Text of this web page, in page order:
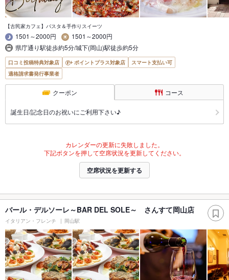
【古民家カフェ】パスタ＆手作りスイーツ
1501～2000円
1501～2000円
県庁通り駅徒歩約5分/城下(岡山)駅徒歩約5分
口コミ投稿特典対象店 ポイントプラス対象店
スマート支払い可
適格請求書発行事業者
クーポン コース
誕生日/記念日のお祝いにご利用下さい♪
カレンダーの更新に失敗しました。
下記ボタンを押して空席状況を更新してください。
空席状況を更新する
バール・デルソーレ～BAR DEL SOLE～ さんすて岡山店
イタリアン・フレンチ 岡山駅